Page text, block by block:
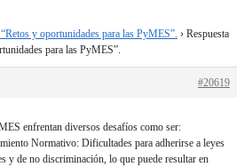
y oportunidades para las PyMES”. › Respuesta
para las PyMES”.
#20619
enfrentan diversos desafíos como ser:
Normativo: Dificultades para adherirse a leyes
y de no discriminación, lo que puede resultar en